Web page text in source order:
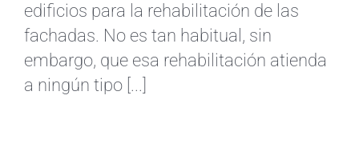
edificios para la rehabilitación de las
fachadas. No es tan habitual, sin
embargo, que esa rehabilitación atienda
a ningún tipo [...]